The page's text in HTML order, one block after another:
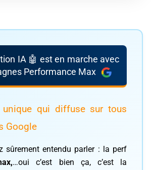
IA 🤖 est en marche avec
Performance Max
qui diffuse sur tous
Google
sûrement entendu parler : la perf
…oui c’est bien ça, c’est la